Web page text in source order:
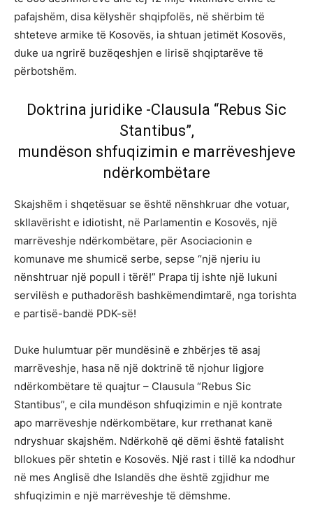
pafajshëm, disa këlyshër shqipfolës, në shërbim të
shteteve armike të Kosovës, ia shtuan jetimët Kosovës,
duke ua ngrirë buzëqeshjen e lirisë shqiptarëve të
përbotshëm.
Doktrina juridike -Clausula “Rebus Sic
Stantibus”,
mundëson shfuqizimin e marrëveshjeve
ndërkombëtare
Skajshëm i shqetësuar se është nënshkruar dhe votuar,
skllavërisht e idiotisht, në Parlamentin e Kosovës, një
marrëveshje ndërkombëtare, për Asociacionin e
komunave me shumicë serbe, sepse “një njeriu iu
nënshtruar një popull i tërë!” Prapa tij ishte një lukuni
servilësh e puthadorësh bashkëmendimtarë, nga torishta
e partisë-bandë PDK-së!
Duke hulumtuar për mundësinë e zhbërjes të asaj
marrëveshje, hasa në një doktrinë të njohur ligjore
ndërkombëtare të quajtur – Clausula “Rebus Sic
Stantibus”, e cila mundëson shfuqizimin e një kontrate
apo marrëveshje ndërkombëtare, kur rrethanat kanë
ndryshuar skajshëm. Ndërkohë që dëmi është fatalisht
bllokues për shtetin e Kosovës. Një rast i tillë ka ndodhur
në mes Anglisë dhe Islandës dhe është zgjidhur me
shfuqizimin e një marrëveshje të dëmshme.